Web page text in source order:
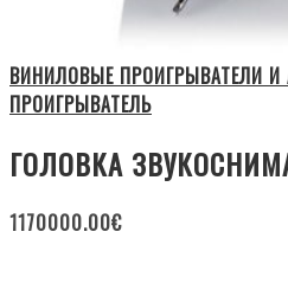
ВИНИЛОВЫЕ ПРОИГРЫВАТЕЛИ
ПРОИГРЫВАТЕЛЬ
ГОЛОВКА
1170000.00€